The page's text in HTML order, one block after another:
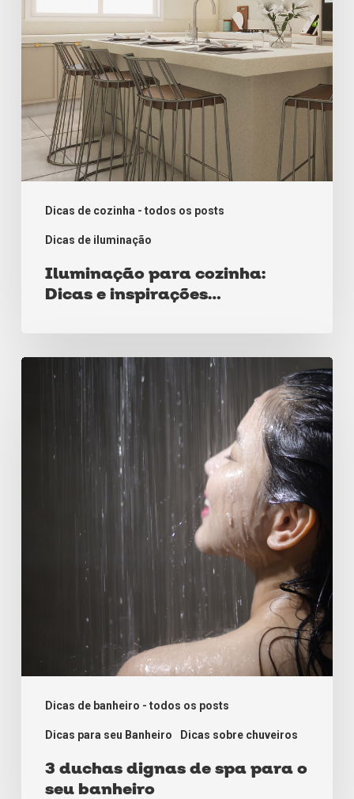
Dicas de cozinha - todos os posts
Dicas de iluminação
fantásticas!
Iluminação para cozinha:
Dicas e inspirações
Dicas de banheiro - todos os posts
Dicas para seu Banheiro Dicas sobre chuveiros
dignas
3 duchas dignas de spa para o
seu banheiro